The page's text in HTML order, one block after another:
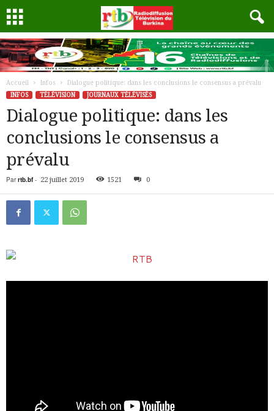
Accueil Infos
Dialogue politique: dans les conclusions le consensus a prévalu
INFOS
TÉLÉVISION JOURNAUX TÉLÉVISÉS
Dialogue politique: dans les
conclusions le consensus a
prévalu
Par rtb.bf- 22 juillet 2019 1521 0